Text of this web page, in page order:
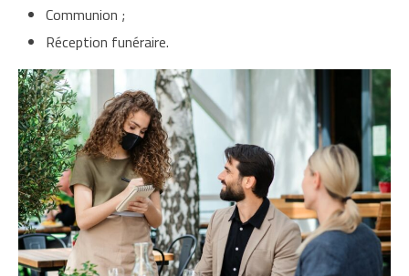
Communion ;
Réception funéraire.